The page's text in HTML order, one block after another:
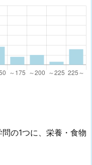
の1つに、栄養・食物